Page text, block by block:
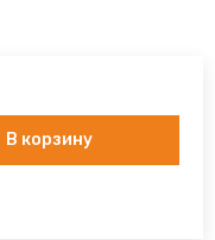
В корзину